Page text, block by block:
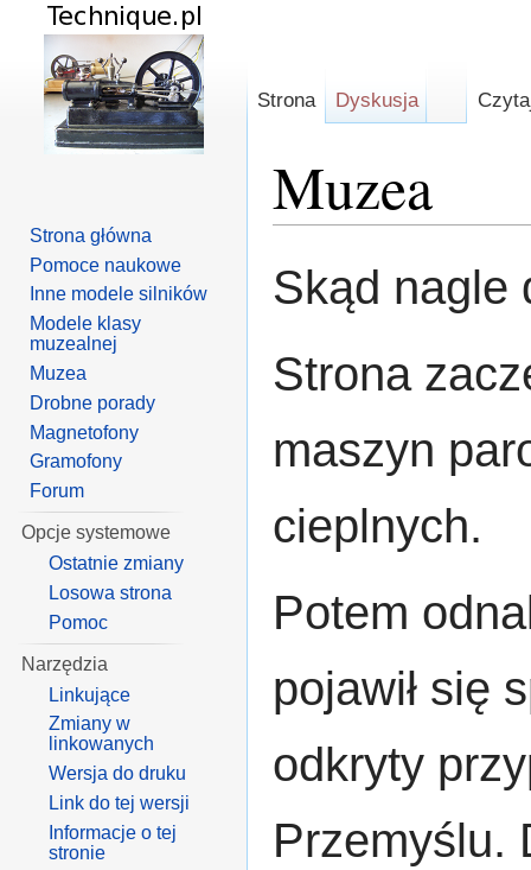
Muzea
Skąd nagle
Strona
maszyn
cieplnych.
Potem
pojawił się
odkryty
Przemyślu.
Strona Dyskusja
Strona główna
Pomoce naukowe
Inne modele silników
Modele klasy
muzealnej
Muzea
Drobne porady
Magnetofony
Gramofony
Forum
Opcje systemowe
Ostatnie zmiany
Losowa strona
Pomoc
Narzędzia
Linkujące
Zmiany w
linkowanych
Wersja do druku
Link do tej wersji
Informacje o tej
stronie